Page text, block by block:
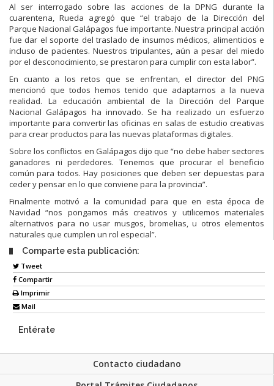
Al ser interrogado sobre las acciones de la DPNG durante la
cuarentena, Rueda agregó que “el trabajo de la Dirección del
Parque Nacional Galápagos fue importante. Nuestra principal acción
fue dar el soporte del traslado de insumos médicos, alimenticios e
incluso de pacientes. Nuestros tripulantes, aún a pesar del miedo
por el desconocimiento, se prestaron para cumplir con esta labor”.
En cuanto a los retos que se enfrentan, el director del PNG
mencionó que todos hemos tenido que adaptarnos a la nueva
realidad. La educación ambiental de la Dirección del Parque
Nacional Galápagos ha innovado. Se ha realizado un esfuerzo
importante para convertir las oficinas en salas de estudio creativas
para crear productos para las nuevas plataformas digitales.
Sobre los conflictos en Galápagos dijo que “no debe haber sectores
ganadores ni perdedores. Tenemos que procurar el beneficio
común para todos. Hay posiciones que deben ser depuestas para
ceder y pensar en lo que conviene para la provincia”.
Finalmente motivó a la comunidad para que en esta época de
Navidad “nos pongamos más creativos y utilicemos materiales
alternativos para no usar musgos, bromelias, u otros elementos
naturales que cumplen un rol especial”.
Comparte esta publicación:
Tweet
Compartir
Imprimir
Mail
Entérate
Contacto ciudadano